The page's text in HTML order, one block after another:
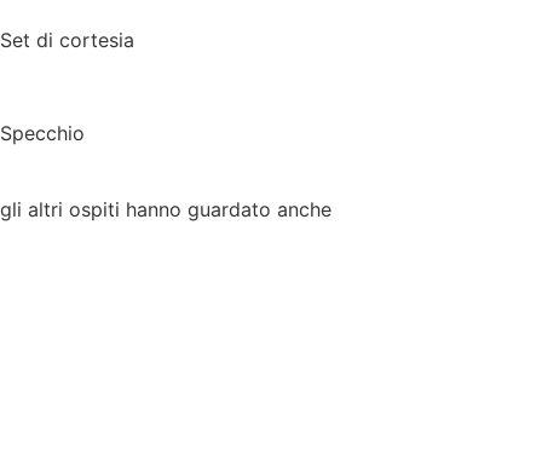
Set di cortesia
Specchio
gli altri ospiti hanno guardato anche